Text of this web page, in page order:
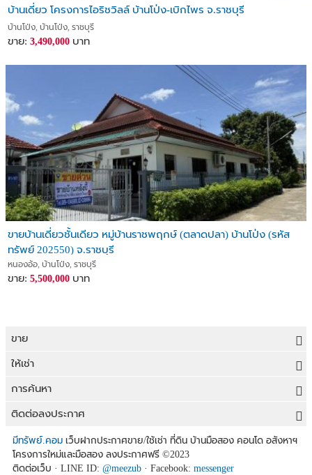
บ้านเดี่ยว โครงการไอริชวิลล์ บ้านโป่ง-เบิกไพร จ.ราชบุรี
บ้านโป่ง, บ้านโป่ง, ราชบุรี
ขาย: 3,490,000 บาท
ขายบ้านเดี่ยวชั้นเดียว หมู่บ้านราชพฤกษ์ (ตลาดปลา) บ้านโป่ง (รหัส
ทรัพย์ 202550) จ.ราชบุรี
หนองอ้อ, บ้านโป่ง, ราชบุรี
ขาย: 5,500,000 บาท
ขาย
ขายที่ดิน
ขายบ้าน
ขายคอนโด
ขายอาคารพาณิชย์
ให้เช่า
ให้เช่าที่ดิน
ให้เช่าบ้าน
ให้เช่าคอนโด
ให้เช่าทาวน์เฮาส์
การค้นหา
ขายที่ดิน
ประกาศขายที่ดิน
ที่ดินราคาถูก
ติดต่อลงประกาศ
ลงประกาศขายฟรี
ลงประกาศให้เช่าฟรี
มีทรัพย์.คอม เว็บฝากประกาศขาย/ใช้เช่า ที่ดิน บ้านมือสอง คอนโด อสังหาฯ
โครงการใหม่และมือสอง ลงประกาศฟรี ©2023
ติดต่อเว็บ · LINE ID: @meezub · Facebook: messenger